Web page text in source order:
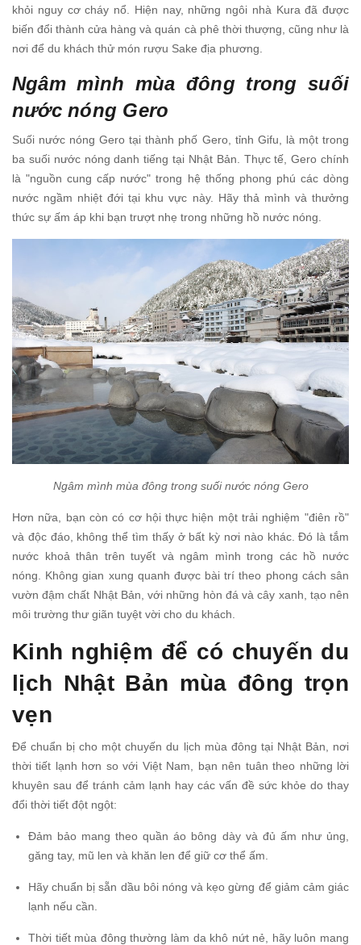
khỏi nguy cơ cháy nổ. Hiện nay, những ngôi nhà Kura đã được
biến đổi thành cửa hàng và quán cà phê thời thượng, cũng như là
nơi để du khách thử món rượu Sake địa phương.
Ngâm mình mùa đông trong suối
nước nóng Gero
Suối nước nóng Gero tại thành phố Gero, tỉnh Gifu, là một trong
ba suối nước nóng danh tiếng tại Nhật Bản. Thực tế, Gero chính
là "nguồn cung cấp nước" trong hệ thống phong phú các dòng
nước ngầm nhiệt đới tại khu vực này. Hãy thả mình và thưởng
thức sự ấm áp khi bạn trượt nhẹ trong những hồ nước nóng.
Ngâm mình mùa đông trong suối nước nóng Gero
Hơn nữa, bạn còn có cơ hội thực hiện một trải nghiệm "điên rồ"
và độc đáo, không thể tìm thấy ở bất kỳ nơi nào khác. Đó là tắm
nước khoả thân trên tuyết và ngâm mình trong các hồ nước
nóng. Không gian xung quanh được bài trí theo phong cách sân
vườn đậm chất Nhật Bản, với những hòn đá và cây xanh, tạo nên
môi trường thư giãn tuyệt vời cho du khách.
Kinh nghiệm để có chuyến du
lịch Nhật Bản mùa đông trọn
vẹn
Để chuẩn bị cho một chuyến du lịch mùa đông tại Nhật Bản, nơi
thời tiết lạnh hơn so với Việt Nam, bạn nên tuân theo những lời
khuyên sau để tránh cảm lạnh hay các vấn đề sức khỏe do thay
đổi thời tiết đột ngột:
Đảm bảo mang theo quần áo bông dày và đủ ấm như ủng,
găng tay, mũ len và khăn len để giữ cơ thể ấm.
Hãy chuẩn bị sẵn dầu bôi nóng và kẹo gừng để giảm cảm giác
lạnh nếu cần.
Thời tiết mùa đông thường làm da khô nứt nẻ, hãy luôn mang